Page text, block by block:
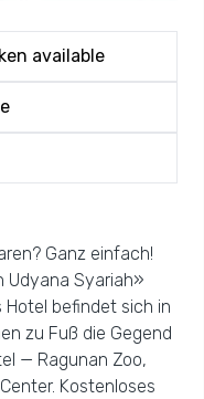
available
Ganz einfach!
Udyana Syariah»
Hotel befindet sich in
zu Fuß die Gegend
— Ragunan Zoo,
Kostenloses